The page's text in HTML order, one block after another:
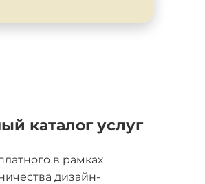
каталог услуг
в рамках
дизайн-